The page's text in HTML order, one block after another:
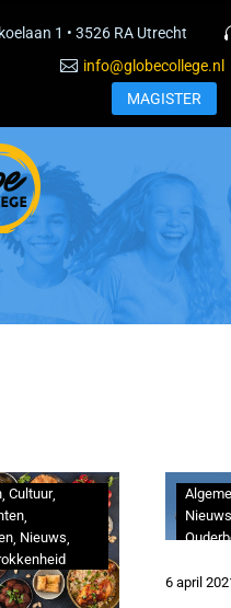
1 • 3526 RA Utrecht
info@globecollege.nl
MAGISTER
Cultuur
Nieuws
Nieuws
6 april